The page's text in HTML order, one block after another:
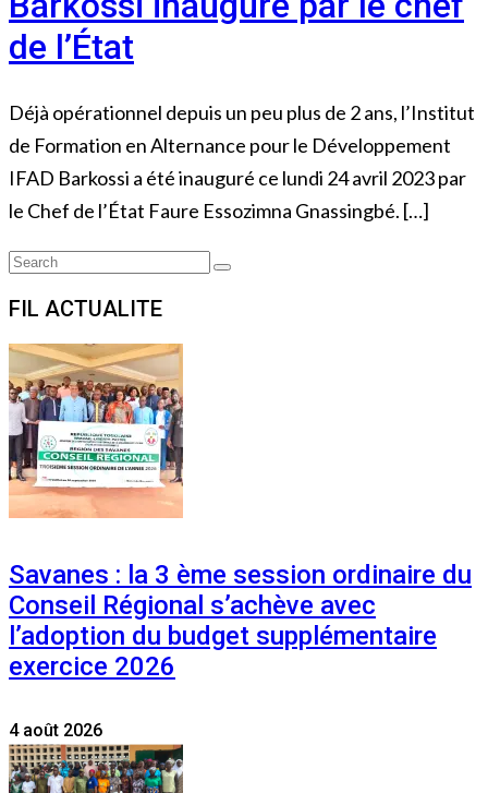
de l’État
Déjà opérationnel depuis un peu plus de 2 ans, l’Institut
de Formation en Alternance pour le Développement
IFAD Barkossi a été inauguré ce lundi 24 avril 2023 par
le Chef de l’État Faure Essozimna Gnassingbé. […]
Search
Search
FIL ACTUALITE
Savanes : la 3 ème session ordinaire du
Conseil Régional s’achève avec
l’adoption du budget supplémentaire
exercice 2026
4 août 2026